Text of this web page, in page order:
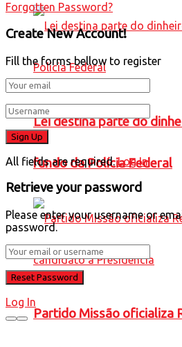
Lei destina parte do
fundo da Polícia Federal
Partido Missão oficializa
Forgotten Password?
Create New Account!
Fill the forms bellow to register
All fields are required. Log In
Retrieve your password
Please enter your username or
password.
Log In